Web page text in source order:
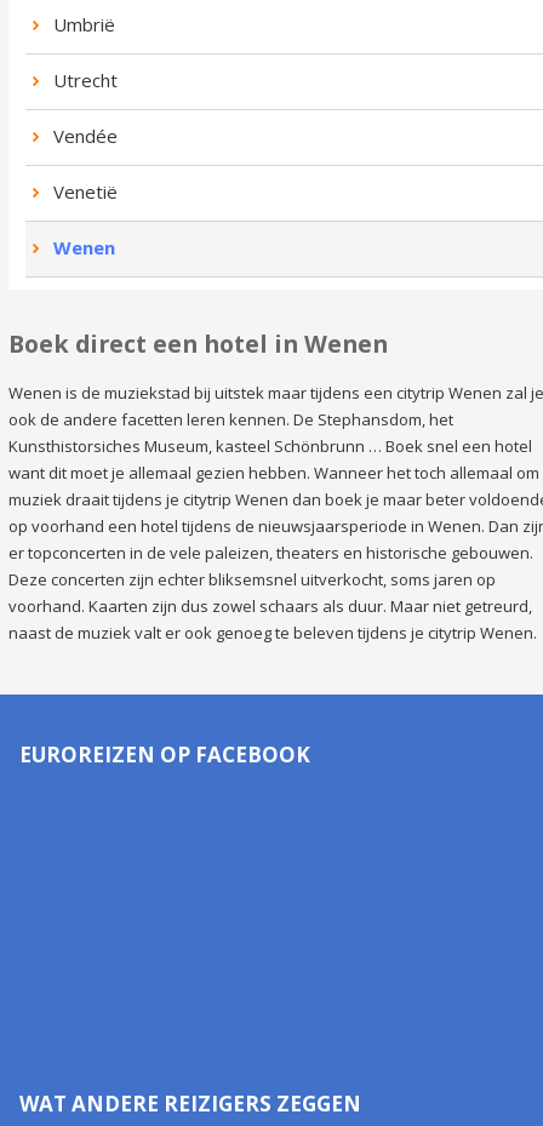
Umbrië
Utrecht
Vendée
Venetië
Wenen
Boek direct een hotel in Wenen
Wenen is de muziekstad bij uitstek maar tijdens een citytrip Wenen zal je
ook de andere facetten leren kennen. De Stephansdom, het
Kunsthistorsiches Museum, kasteel Schönbrunn … Boek snel een hotel
want dit moet je allemaal gezien hebben. Wanneer het toch allemaal
muziek draait tijdens je citytrip Wenen dan boek je maar beter
op voorhand een hotel tijdens de nieuwsjaarsperiode in Wenen. Dan
er topconcerten in de vele paleizen, theaters en historische gebouwen.
Deze concerten zijn echter bliksemsnel uitverkocht, soms jaren op
voorhand. Kaarten zijn dus zowel schaars als duur. Maar niet getreurd,
naast de muziek valt er ook genoeg te beleven tijdens je citytrip Wenen.
EUROREIZEN OP FACEBOOK
WAT ANDERE REIZIGERS ZEGGEN